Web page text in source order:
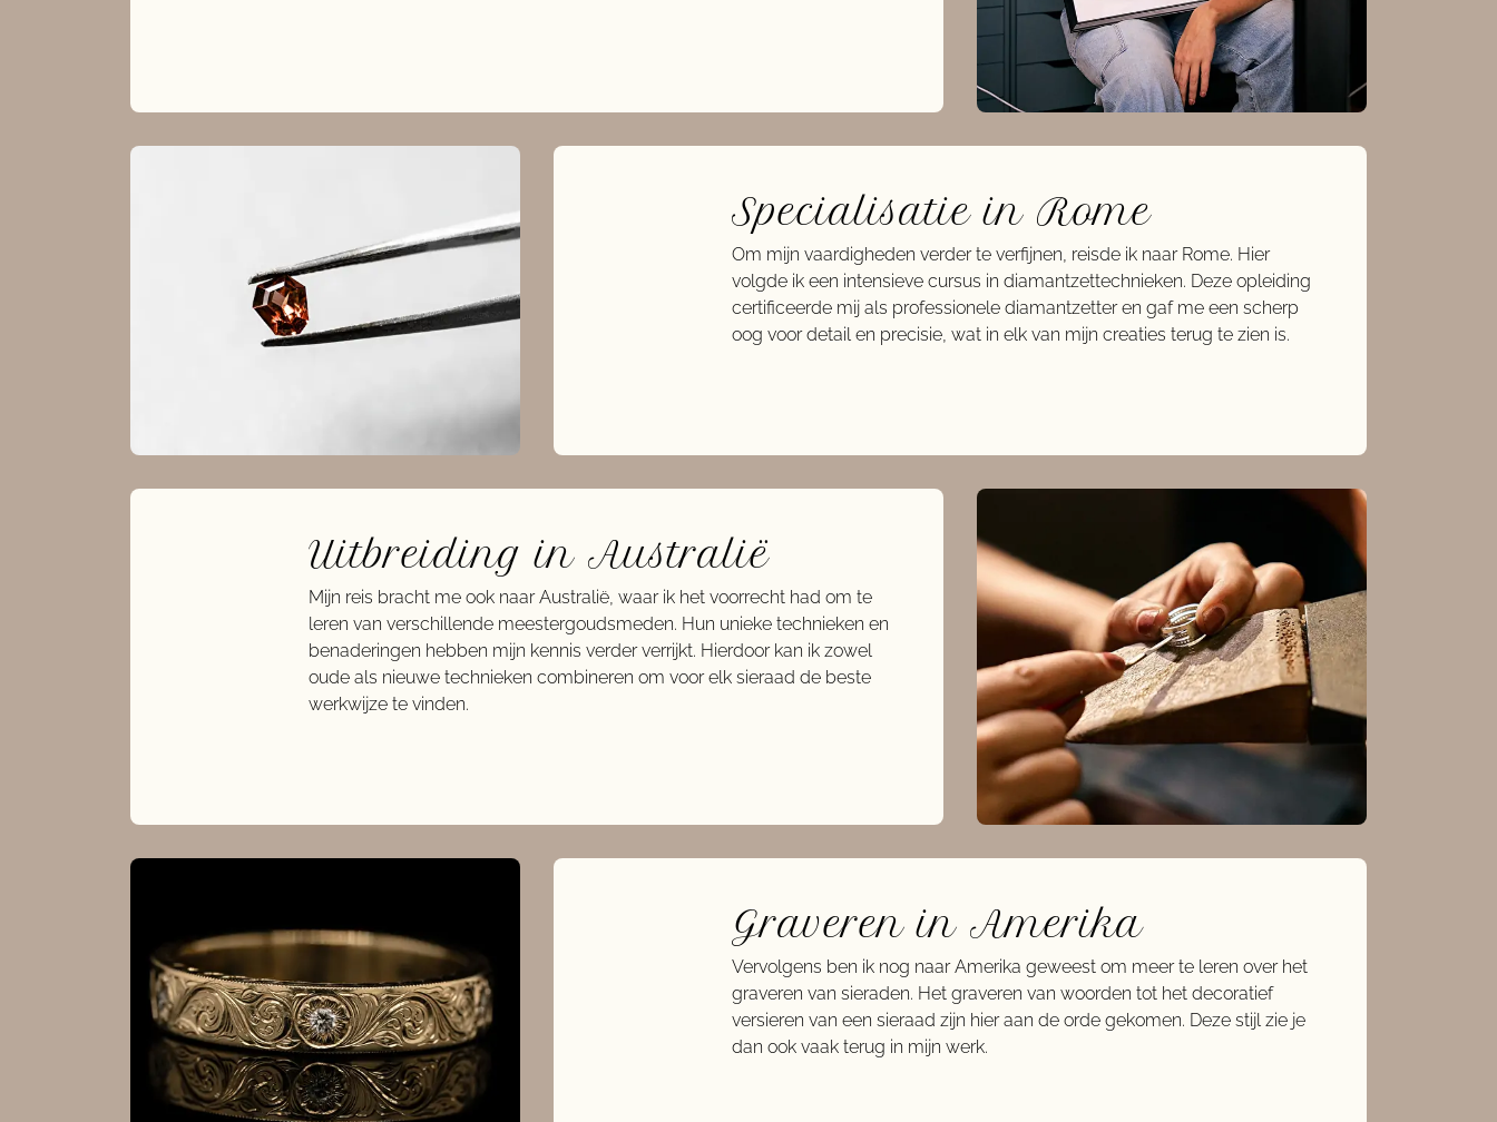
Specialisatie in Rome
Om mijn vaardigheden verder te verfijnen, reisde ik naar Rome. Hier
volgde ik een intensieve cursus in diamantzettechnieken. Deze opleiding
certificeerde mij als professionele diamantzetter en gaf me een scherp
oog voor detail en precisie, wat in elk van mijn creaties terug te zien is.
Uitbreiding in Australië
Mijn reis bracht me ook naar Australië, waar ik het voorrecht had om te
leren van verschillende meestergoudsmeden. Hun unieke technieken en
benaderingen hebben mijn kennis verder verrijkt. Hierdoor kan ik zowel
oude als nieuwe technieken combineren om voor elk sieraad de beste
werkwijze te vinden.
Graveren in Amerika
Vervolgens ben ik nog naar Amerika geweest om meer te leren over het
graveren van sieraden. Het graveren van woorden tot het decoratief
versieren van een sieraad zijn hier aan de orde gekomen. Deze stijl zie je
dan ook vaak terug in mijn werk.